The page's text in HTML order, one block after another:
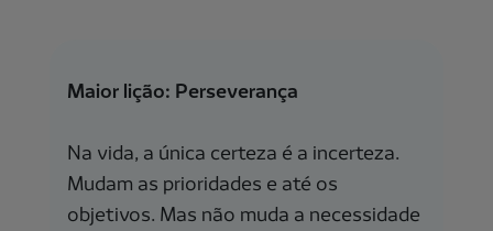
Maior lição: Perseverança
Na vida, a única certeza é a incerteza.
Mudam as prioridades e até os
objetivos. Mas não muda a necessidade